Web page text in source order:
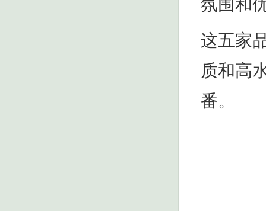
氛围和
这五家
质和高
番。